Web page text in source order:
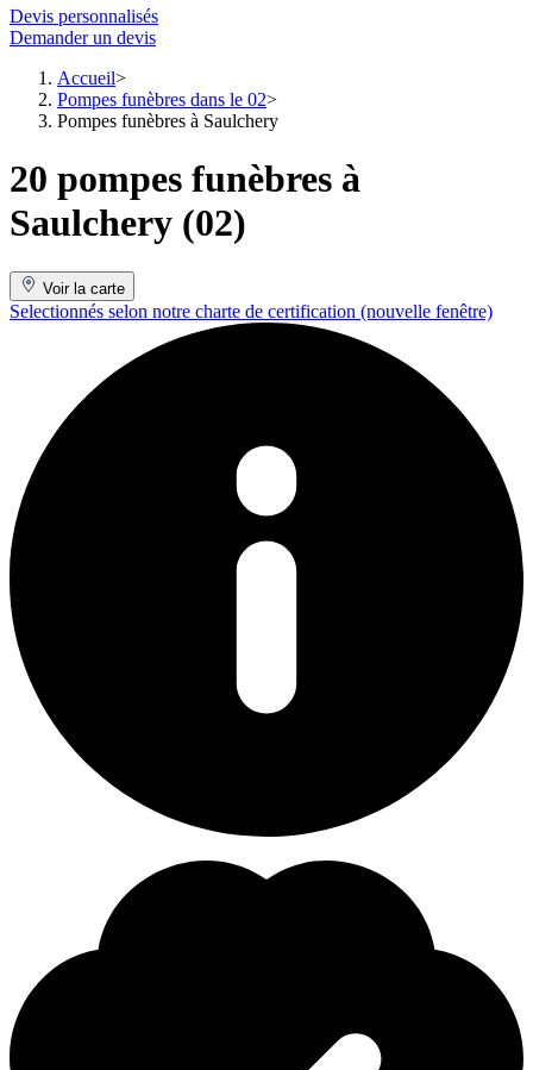
Devis personnalisés
Demander un devis
Accueil
Pompes funèbres dans le 02
Pompes funèbres à Saulchery
20 pompes funèbres à
Saulchery (02)
Voir la carte
Selectionnés selon notre charte de certification (nouvelle fenêtre)